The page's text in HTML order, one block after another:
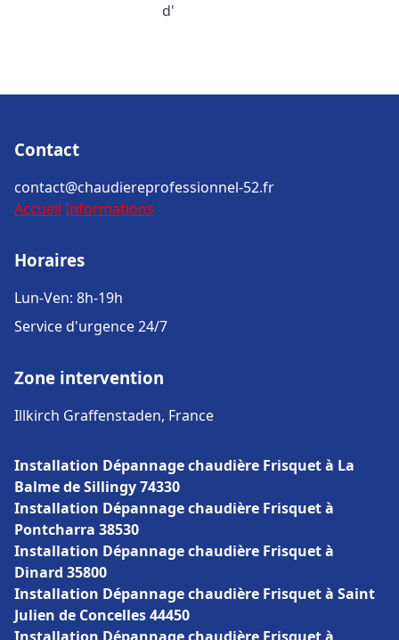
d'
Contact
contact@chaudiereprofessionnel-52.fr
Accueil Informations
Horaires
Lun-Ven: 8h-19h
Service d'urgence 24/7
Zone intervention
Illkirch Graffenstaden, France
Installation Dépannage chaudière Frisquet à La
Balme de Sillingy 74330
Installation Dépannage chaudière Frisquet à
Pontcharra 38530
Installation Dépannage chaudière Frisquet à
Dinard 35800
Installation Dépannage chaudière Frisquet à Saint
Julien de Concelles 44450